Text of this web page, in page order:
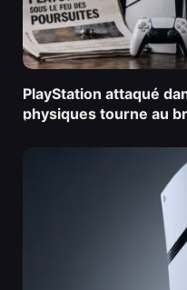
PlayStation attaqué
physiques tourne au